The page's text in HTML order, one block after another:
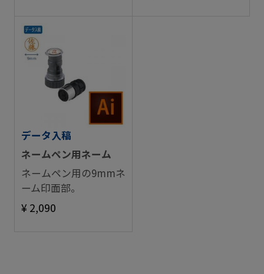
データ入稿
ネームペン用ネーム
ネームペン用の9mmネ
ーム印面部。
¥ 2,090